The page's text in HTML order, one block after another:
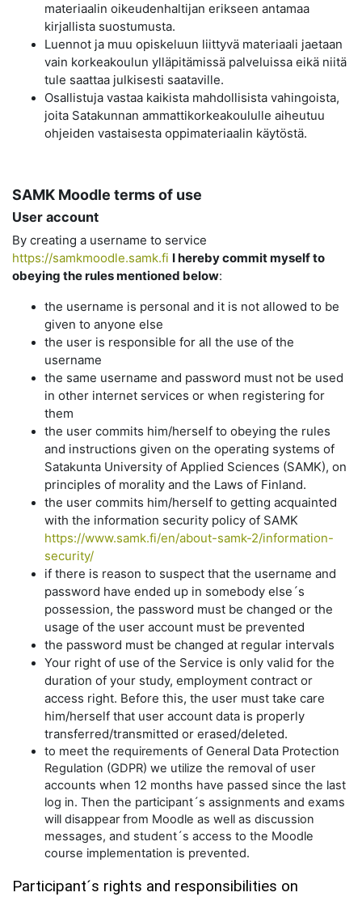
materiaalin oikeudenhaltijan erikseen antamaa
kirjallista suostumusta.
Luennot ja muu opiskeluun liittyvä materiaali jaetaan
vain korkeakoulun ylläpitämissä palveluissa eikä niitä
tule saattaa julkisesti saataville.
Osallistuja vastaa kaikista mahdollisista vahingoista,
joita Satakunnan ammattikorkeakoululle aiheutuu
ohjeiden vastaisesta oppimateriaalin käytöstä.
SAMK Moodle terms of use
User account
By creating a username to service
https://samkmoodle.samk.fi I hereby commit myself to
obeying the rules mentioned below:
the username is personal and it is not allowed to be
given to anyone else
the user is responsible for all the use of the
username
the same username and password must not be used
in other internet services or when registering for
them
the user commits him/herself to obeying the rules
and instructions given on the operating systems of
Satakunta University of Applied Sciences (SAMK), on
principles of morality and the Laws of Finland.
the user commits him/herself to getting acquainted
with the information security policy of SAMK
https://www.samk.fi/en/about-samk-2/information-
security/
if there is reason to suspect that the username and
password have ended up in somebody else´s
possession, the password must be changed or the
usage of the user account must be prevented
the password must be changed at regular intervals
Your right of use of the Service is only valid for the
duration of your study, employment contract or
access right. Before this, the user must take care
him/herself that user account data is properly
transferred/transmitted or erased/deleted.
to meet the requirements of General Data Protection
Regulation (GDPR) we utilize the removal of user
accounts when 12 months have passed since the last
log in. Then the participant´s assignments and exams
will disappear from Moodle as well as discussion
messages, and student´s access to the Moodle
course implementation is prevented.
Participant´s rights and responsibilities on